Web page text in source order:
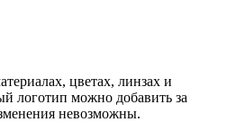
цветах, линзах и
логотип можно добавить за
невозможны.